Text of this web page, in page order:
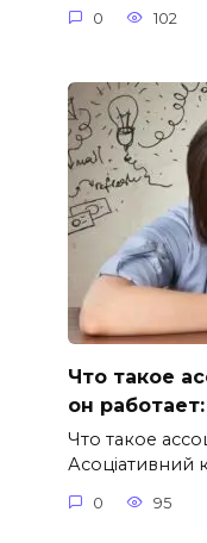
0 102
Что такое
он
Что такое
Асоціативний
0 95